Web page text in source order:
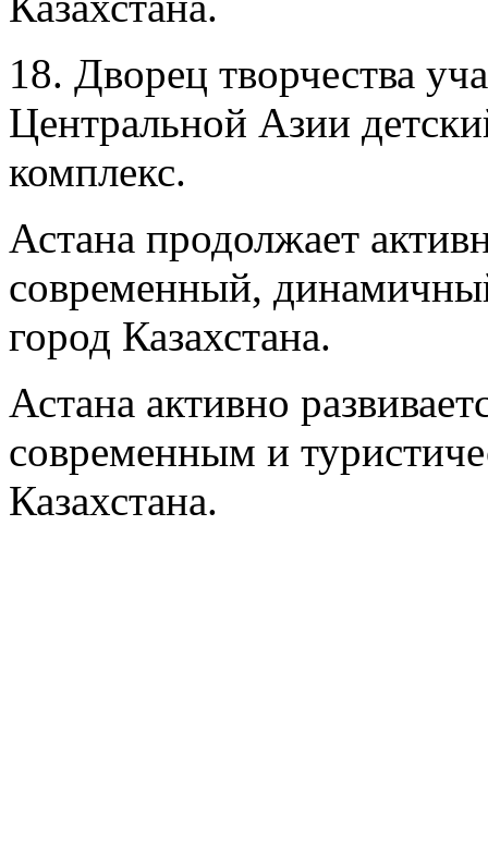
18. Дворец творчества
Центральной Азии
комплекс.
Астана продолжает
современный,
город Казахстана.
Астана активно
современным и
Казахстана.